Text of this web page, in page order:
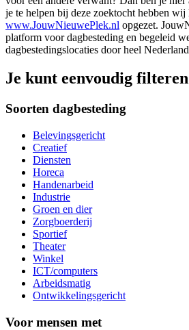
je te helpen bij deze zoektocht hebben wij
www.JouwNieuwePlek.nl opgezet.
platform voor dagbesteding en begeleid
dagbestedingslocaties door heel
Je kunt eenvoudig
Soorten dagbesteding
Belevingsgericht
Creatief
Diensten
Horeca
Handenarbeid
Industrie
Groen en dier
Zorgboerderij
Sportief
Theater
Winkel
ICT/computers
Arbeidsmatig
Ontwikkelingsgericht
Voor mensen met